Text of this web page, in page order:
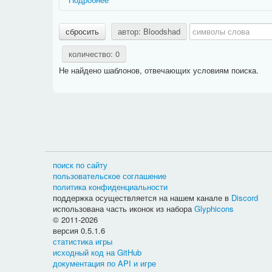
Названия ситуаций имеют префикс, дающий
Действие:фразы, относящиеся к какому-либо
Задание:фразы, относящиеся к конкретному типу
PvP:фразы, относящиеся к сражениям между
Способности:фразы, относящиеся к
Журнал:
Название: очень краткое и общее название
Описание:фраза будет отображаться над
Расположение фраз разных типов можно посмотреть
сбросить автор: Bloodshad
количество: 0
Не найдено шаблонов, отвечающих условиям поиска.
поиск по сайту
пользовательское соглашение
политика конфиденциальности
поддержка осуществляется на нашем канале в Discord
использована часть иконок из набора Glyphicons
© 2011-2026
версия 0.5.1.6
статистика игры
исходный код на GitHub
документация по API и игре